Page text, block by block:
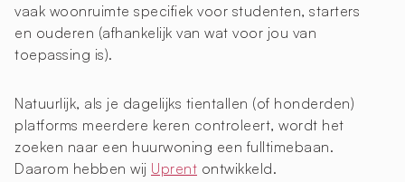
vaak woonruimte specifiek voor studenten, starters
en ouderen (afhankelijk van wat voor jou van
toepassing is).
Natuurlijk, als je dagelijks tientallen (of honderden)
platforms meerdere keren controleert, wordt het
zoeken naar een huurwoning een fulltimebaan.
Daarom hebben wij Uprent ontwikkeld.